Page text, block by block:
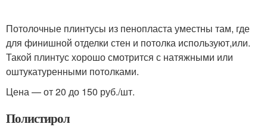
Потолочные плинтусы из пенопласта уместны там, где
для финишной отделки стен и потолка используют,или.
Такой плинтус хорошо смотрится с натяжными или
оштукатуренными потолками.
Цена — от 20 до 150 руб./шт.
Полистирол